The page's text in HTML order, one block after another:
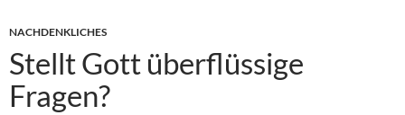
NACHDENKLICHES
Stellt Gott überflüssige
Fragen?